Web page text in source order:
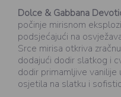
Dolce & Gabbana
počinje mirisnom
podsjećajući na
Srce mirisa otkriva
dodajući dodir slatkog i
dodir primamljive
osjetila na slatku i